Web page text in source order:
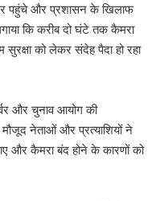
पर पहुंचे और प्रशासन के खिलाफ
कि करीब दो घंटे तक कैमरा
को लेकर संदेह पैदा हो रहा
और चुनाव आयोग की
नेताओं और प्रत्याशियों ने
और कैमरा बंद होने के कारणों को